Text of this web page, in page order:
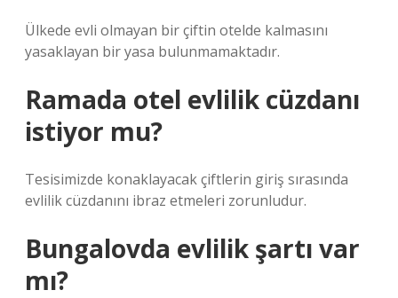
Ülkede evli olmayan bir çiftin otelde kalmasını
yasaklayan bir yasa bulunmamaktadır.
Ramada otel evlilik cüzdanı
istiyor mu?
Tesisimizde konaklayacak çiftlerin giriş sırasında
evlilik cüzdanını ibraz etmeleri zorunludur.
Bungalovda evlilik şartı var
mı?